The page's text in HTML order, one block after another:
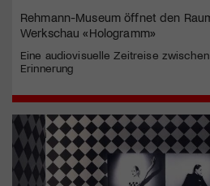
Rehmann-Museum öffnet den
Werkschau «Hologramm»
Eine audiovisuelle Zeitreise
Erinnerung